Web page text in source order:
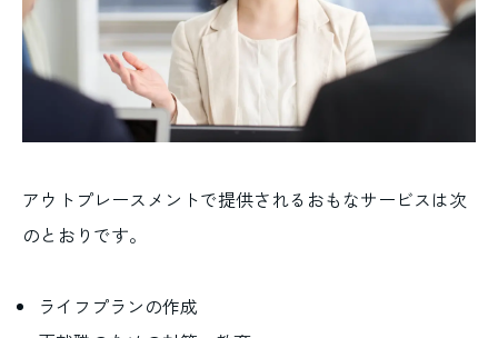
アウトプレースメントで提供されるおもなサービスは次
のとおりです。
ライフプランの作成